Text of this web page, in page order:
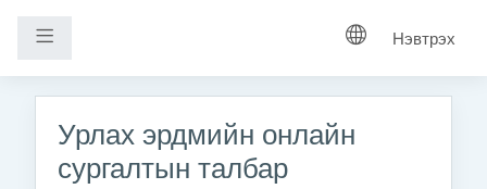
Хажуугийн самбар Нэвтрэх
Урлах эрдмийн онлайн
сургалтын талбар